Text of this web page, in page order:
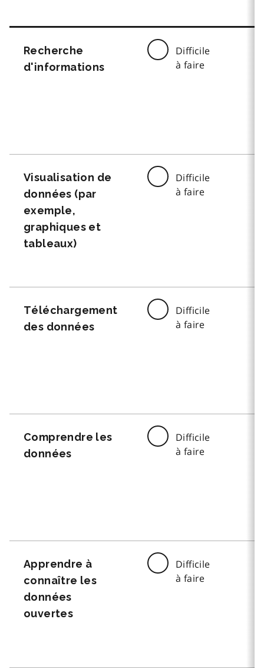
Recherche
d'informations
Difficile
à faire
Visualisation de
données (par
exemple,
graphiques et
tableaux)
Difficile
à faire
Téléchargement
des données
Difficile
à faire
Comprendre les
données
Difficile
à faire
Apprendre à
connaître les
données
ouvertes
Difficile
à faire